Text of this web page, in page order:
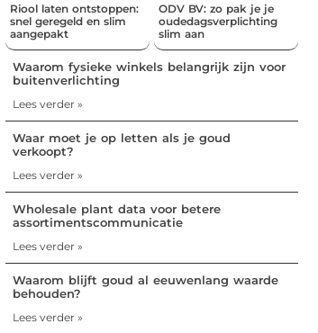
Riool laten ontstoppen:
snel geregeld en slim
aangepakt
ODV BV: zo pak je je
oudedagsverplichting
slim aan
Waarom fysieke winkels belangrijk zijn voor
buitenverlichting
Lees verder »
Waar moet je op letten als je goud
verkoopt?
Lees verder »
Wholesale plant data voor betere
assortimentscommunicatie
Lees verder »
Waarom blijft goud al eeuwenlang waarde
behouden?
Lees verder »